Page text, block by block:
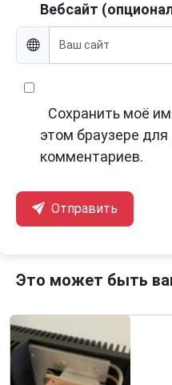
Вебсайт
Сохранить моё
этом браузере
комментариев.
Отправить
Это может быть